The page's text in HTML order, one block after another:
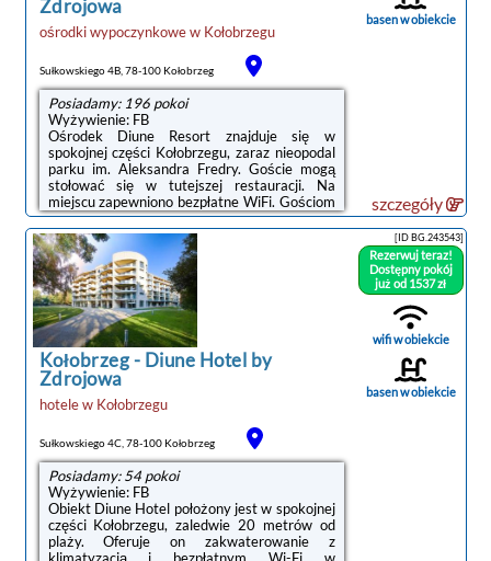
Zdrojowa
ośrodki wypoczynkowew Kołobrzegu
Sułkowskiego 4B, 78-100 Kołobrzeg
Posiadamy: 196 pokoi
Wyżywienie: FB
Ośrodek Diune Resort znajduje się w
spokojnej części Kołobrzegu, zaraz nieopodal
parku im. Aleksandra Fredry. Goście mogą
stołować się w tutejszej restauracji. Na
miejscu zapewniono bezpłatne WiFi. Gościom
przysługuje bezpłatny wstęp do spa z krytym
basenem z przeciwprądem, bocznymi dyszami
do hydromasażu i wodospadem. Dodatkowe
udogodnienia obejmują 2 wanny z
hydromasażem, suchą saunę, saunę
aromatyczną, grotę wodną i strefę relaksu. Za
dodatkową opłatą dostępnych jest 18
gabinetów zabiegowych, w których
wykonywane są zabiegi lecznicze i
kosmetyczne, masaże, zabiegi ...
basen w obiekcie
szczegóły
Kołobrzeg- Diune Hotel by
Zdrojowa
hotelew Kołobrzegu
Sułkowskiego 4C, 78-100 Kołobrzeg
Posiadamy: 54 pokoi
Wyżywienie: FB
Obiekt Diune Hotel położony jest w spokojnej
części Kołobrzegu, zaledwie 20 metrów od
plaży. Oferuje on zakwaterowanie z
[ID BG.243543]
Rezerwuj teraz!
Dostępny pokój
już od 1537 zł
wifi w obiekcie
basen w obiekcie